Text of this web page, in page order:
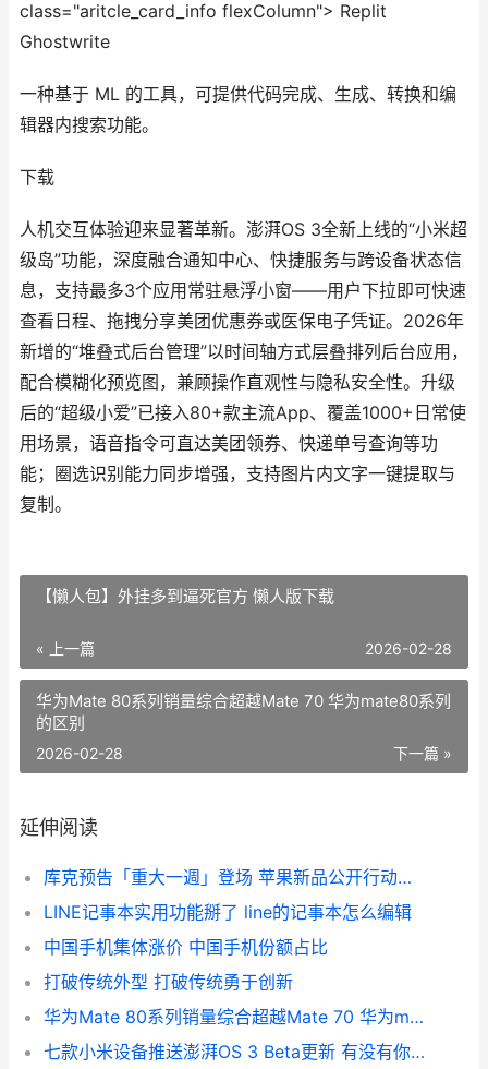
class="aritcle_card_info flexColumn"> Replit
Ghostwrite
一种基于 ML 的工具，可提供代码完成、生成、转换和编
辑器内搜索功能。
下载
人机交互体验迎来显著革新。澎湃OS 3全新上线的“小米超
级岛”功能，深度融合通知中心、快捷服务与跨设备状态信
息，支持最多3个应用常驻悬浮小窗——用户下拉即可快速
查看日程、拖拽分享美团优惠券或医保电子凭证。2026年
新增的“堆叠式后台管理”以时间轴方式层叠排列后台应用，
配合模糊化预览图，兼顾操作直观性与隐私安全性。升级
后的“超级小爱”已接入80+款主流App、覆盖1000+日常使
用场景，语音指令可直达美团领券、快递单号查询等功
能；圈选识别能力同步增强，支持图片内文字一键提取与
复制。
【懒人包】外挂多到逼死官方 懒人版下载
« 上一篇 2026-02-28
华为Mate 80系列销量综合超越Mate 70 华为mate80系列
的区别
下一篇 »
2026-02-28
延伸阅读
库克预告「重大一週」登场 苹果新品公开行动马上启动 库克官宣
LINE记事本实用功能掰了 line的记事本怎么编辑
中国手机集体涨价 中国手机份额占比
打破传统外型 打破传统勇于创新
华为Mate 80系列销量综合超越Mate 70 华为mate80系列的区别
七款小米设备推送澎湃OS 3 Beta更新 有没有你的机型 小米推荐款